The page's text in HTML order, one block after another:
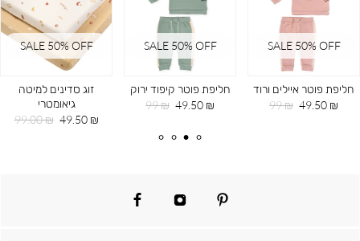
SALE 50% OFF
זוג סדינים למיטה
גיאומטרי
מחיר
49.50 ₪
מחיר
99.00 ₪
SALE 50% OFF
חליפת פוטר קיפוד ירוק
מחיר
49.50 ₪
מחיר
99 ₪
SALE 50% OFF
חליפת פוטר איילים ורוד
מחיר
49.50 ₪
מחיר
99 ₪
pinterest
instagram
facebook